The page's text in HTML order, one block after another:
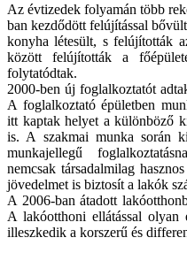
Az évtizedek folyamán több
ban kezdődött felújítással
konyha létesült, s felújították
között felújították a
folytatódtak.
2000-ben új foglalkoztatót
A foglalkoztató épületben
itt kaptak helyet a különböző
is. A szakmai munka során
munkajellegű
nemcsak társadalmilag
jövedelmet is biztosít a lakók
A 2006-ban átadott
A lakóotthoni ellátással
illeszkedik a korszerű és